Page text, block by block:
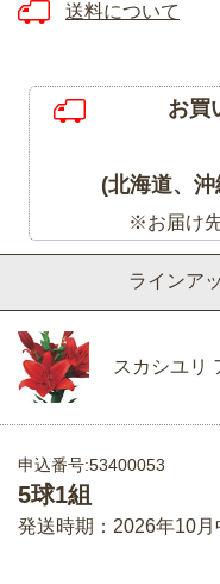
ライン
スカシユリ
申込番号:53400053
5球1組
発送時期：2026年10月
送料について
お買
(北海道、
※お届け